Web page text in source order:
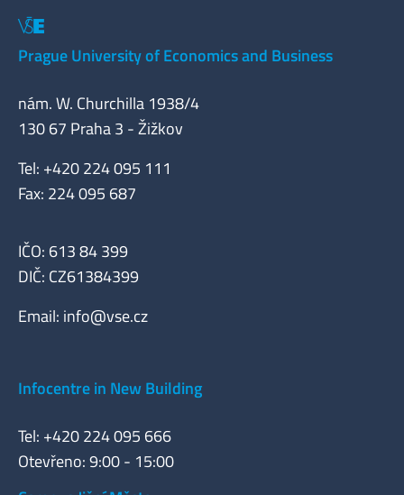
Prague University of Economics and Business
nám. W. Churchilla 1938/4
130 67 Praha 3 - Žižkov
Tel: +420 224 095 111
Fax: 224 095 687
IČO: 613 84 399
DIČ: CZ61384399
Email: info@vse.cz
Infocentre in New Building
Tel: +420 224 095 666
Otevřeno: 9:00 - 15:00